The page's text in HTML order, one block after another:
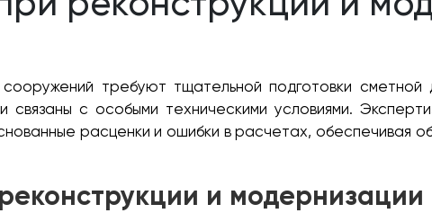
требуют тщательной подготовки
с особыми техническими условиями.
расценки и ошибки в расчетах, обеспечивая
и модернизации